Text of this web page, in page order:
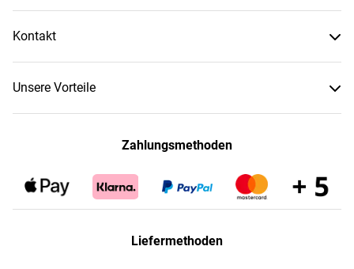
Kontakt
Unsere Vorteile
Zahlungsmethoden
Liefermethoden